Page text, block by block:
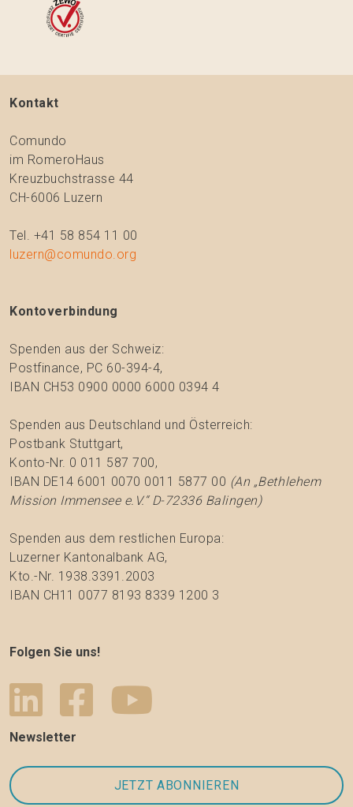
Kontakt
Comundo
im RomeroHaus
Kreuzbuchstrasse 44
CH-6006 Luzern
Tel. +41 58 854 11 00
luzern@comundo.org
Kontoverbindung
Spenden aus der Schweiz:
Postfinance, PC 60-394-4,
IBAN CH53 0900 0000 6000 0394 4
Spenden aus Deutschland und Österreich:
Postbank Stuttgart,
Konto-Nr. 0 011 587 700,
IBAN DE14 6001 0070 0011 5877 00 (An „Bethlehem
Mission Immensee e.V.“ D-72336 Balingen)
Spenden aus dem restlichen Europa:
Luzerner Kantonalbank AG,
Kto.-Nr. 1938.3391.2003
IBAN CH11 0077 8193 8339 1200 3
Folgen Sie uns!
Newsletter